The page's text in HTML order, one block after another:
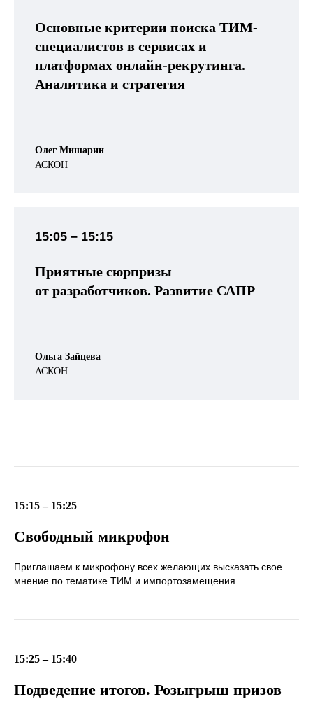
Основные критерии поиска ТИМ-
специалистов в сервисах и
платформах онлайн-рекрутинга.
Аналитика и стратегия
Олег Мишарин
АСКОН
15:05 – 15:15
Приятные сюрпризы
от разработчиков. Развитие САПР
Ольга Зайцева
АСКОН
15:15 – 15:25
Свободный микрофон
Приглашаем к микрофону всех желающих высказать свое
мнение по тематике ТИМ и импортозамещения
15:25 – 15:40
Подведение итогов. Розыгрыш призов